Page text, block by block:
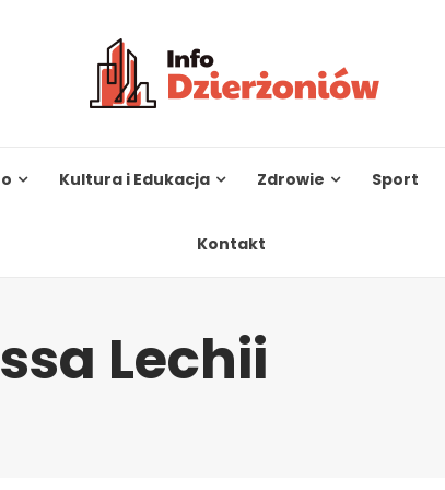
Kultura i Edukacja Zdrowie Sport
Kontakt
Lechii